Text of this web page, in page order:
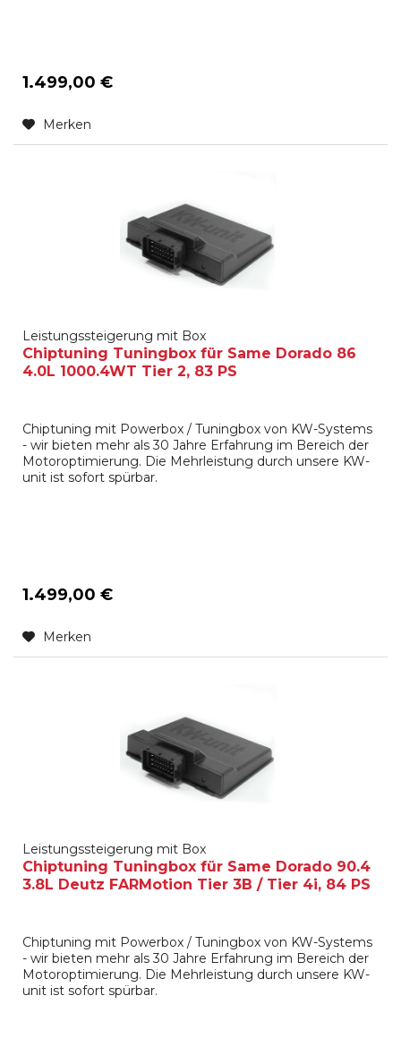
1.499,00 €
Merken
Leistungssteigerung mit Box
Chiptuning Tuningbox für Same Dorado 86
4.0L 1000.4WT Tier 2, 83 PS
Chiptuning mit Powerbox / Tuningbox von KW-Systems
- wir bieten mehr als 30 Jahre Erfahrung im Bereich der
Motoroptimierung. Die Mehrleistung durch unsere KW-
unit ist sofort spürbar.
1.499,00 €
Merken
Leistungssteigerung mit Box
Chiptuning Tuningbox für Same Dorado 90.4
3.8L Deutz FARMotion Tier 3B / Tier 4i, 84 PS
Chiptuning mit Powerbox / Tuningbox von KW-Systems
- wir bieten mehr als 30 Jahre Erfahrung im Bereich der
Motoroptimierung. Die Mehrleistung durch unsere KW-
unit ist sofort spürbar.